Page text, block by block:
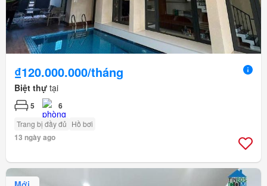
₫120.000.000/tháng
Biệt thự tại
5 6
Trang bị đầy đủ Hồ bơi
13 ngày ago